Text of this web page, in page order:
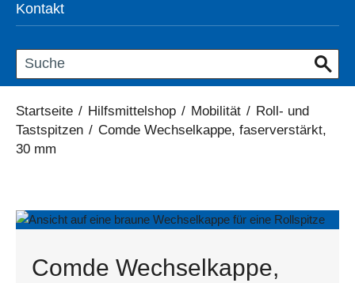
Kontakt
Startseite / Hilfsmittelshop / Mobilität / Roll- und
Tastspitzen / Comde Wechselkappe, faserverstärkt,
30 mm
Comde Wechselkappe,